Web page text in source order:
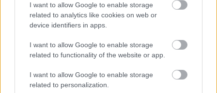
I want to allow Google to enable storage
related to analytics like cookies on web or
device identifiers in apps.
I want to allow Google to enable storage
related to functionality of the website or app.
I want to allow Google to enable storage
related to personalization.
már el is telt a hiányzó hét másodperce... A francia úrvezető
(azok közül viszont az egyik legjobb) a Le Mans-győzelem és
a vb-cím felé viszi a #36-os autót, de egy hibával mindkettőt
Megint négy másodperc körül! 44 szekundum maradt
Keating előnyéből.